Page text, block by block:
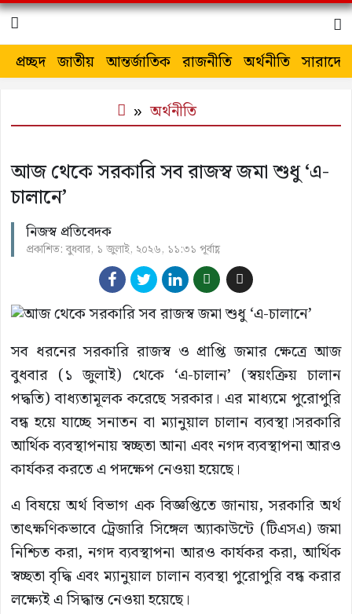
প্রচ্ছদ জাতীয় আন্তর্জাতিক রাজনীতি অর্থনীতি সারাদেশ
অর্থনীতি
আজ থেকে সরকারি সব রাজস্ব জমা শুধু ‘এ-
চালানে’
নিজস্ব প্রতিবেদক
প্রকাশিত: বুধবার, ১ জুলাই, ২০২৬, ১১:৩১ পূর্বাহ্ণ
সব ধরনের সরকারি রাজস্ব ও প্রাপ্তি জমার ক্ষেত্রে আজ
বুধবার (১ জুলাই) থেকে ‌‌‘এ-চালান’ (স্বয়ংক্রিয় চালান
পদ্ধতি) বাধ্যতামূলক করেছে সরকার। এর মাধ্যমে পুরোপুরি
বন্ধ হয়ে যাচ্ছে সনাতন বা ম্যানুয়াল চালান ব্যবস্থা।সরকারি
আর্থিক ব্যবস্থাপনায় স্বচ্ছতা আনা এবং নগদ ব্যবস্থাপনা আরও
কার্যকর করতে এ পদক্ষেপ নেওয়া হয়েছে।
এ বিষয়ে অর্থ বিভাগ এক বিজ্ঞপ্তিতে জানায়, সরকারি অর্থ
তাৎক্ষণিকভাবে ট্রেজারি সিঙ্গেল অ্যাকাউন্টে (টিএসএ) জমা
নিশ্চিত করা, নগদ ব্যবস্থাপনা আরও কার্যকর করা, আর্থিক
স্বচ্ছতা বৃদ্ধি এবং ম্যানুয়াল চালান ব্যবস্থা পুরোপুরি বন্ধ করার
লক্ষ্যেই এ সিদ্ধান্ত নেওয়া হয়েছে।